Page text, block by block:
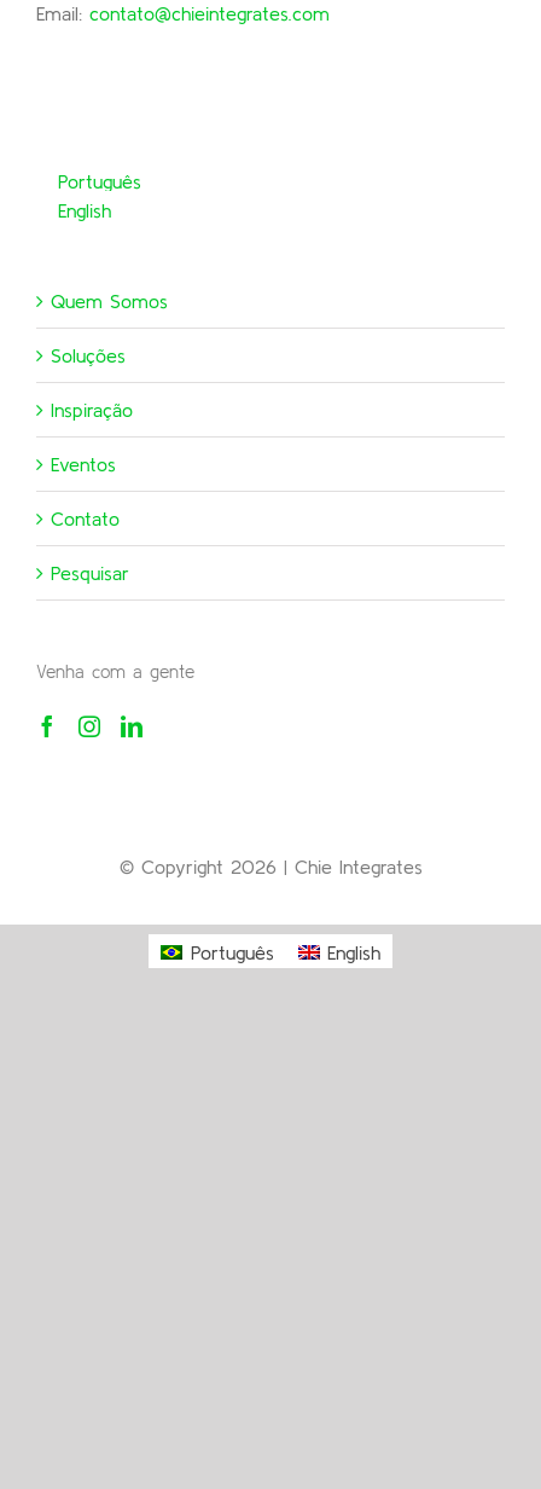
Email: contato@chieintegrates.com
Português
English
Quem Somos
Soluções
Inspiração
Eventos
Contato
Pesquisar
Venha com a gente
© Copyright 2026 | Chie Integrates
Português English